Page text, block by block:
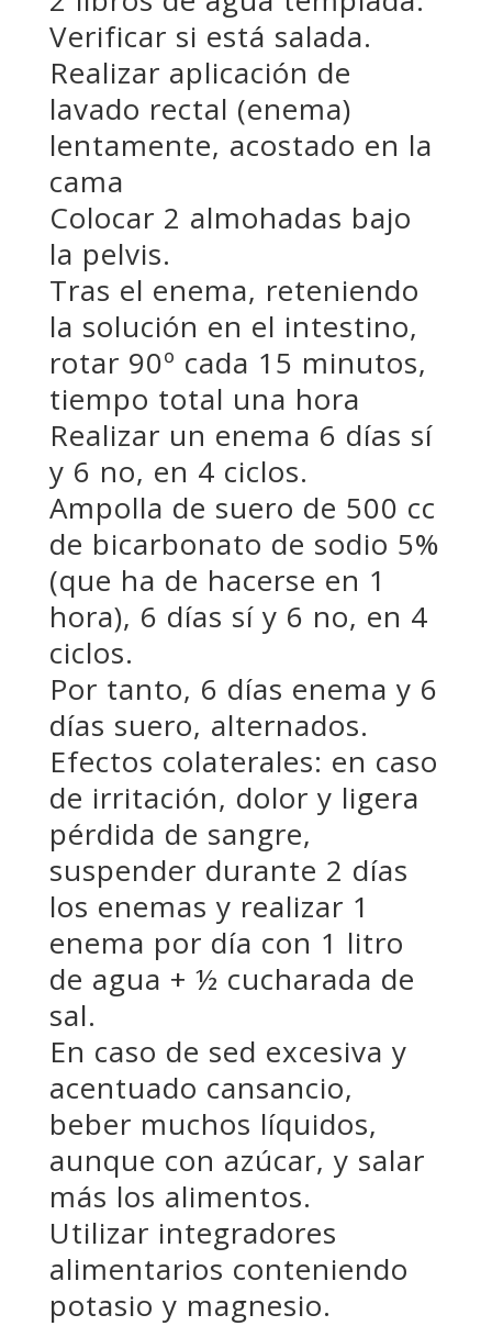
Verificar si está salada.
Realizar aplicación de
lavado rectal (enema)
lentamente, acostado en la
cama
Colocar 2 almohadas bajo
la pelvis.
Tras el enema, reteniendo
la solución en el intestino,
rotar 90º cada 15 minutos,
tiempo total una hora
Realizar un enema 6 días sí
y 6 no, en 4 ciclos.
Ampolla de suero de 500 cc
de bicarbonato de sodio 5%
(que ha de hacerse en 1
hora), 6 días sí y 6 no, en 4
ciclos.
Por tanto, 6 días enema y 6
días suero, alternados.
Efectos colaterales: en caso
de irritación, dolor y ligera
pérdida de sangre,
suspender durante 2 días
los enemas y realizar 1
enema por día con 1 litro
de agua + ½ cucharada de
sal.
En caso de sed excesiva y
acentuado cansancio,
beber muchos líquidos,
aunque con azúcar, y salar
más los alimentos.
Utilizar integradores
alimentarios conteniendo
potasio y magnesio.